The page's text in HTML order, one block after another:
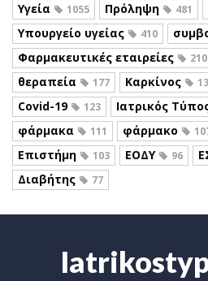
Υγεία 1055 Πρόληψη 481
Υπουργείο υγείας 410
Φαρμακευτικές εταιρείες 210
θεραπεία 177 Καρκίνος
Covid-19 123 Ιατρικός
φάρμακα 111 φάρμακο
Επιστήμη 103 ΕΟΔΥ 96
Διαβήτης 77